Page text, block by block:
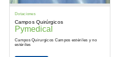
Dotaciones
Campos Quirúrgicos
Pymedical
Campos Quirurgicos Campos estériles y no
estériles